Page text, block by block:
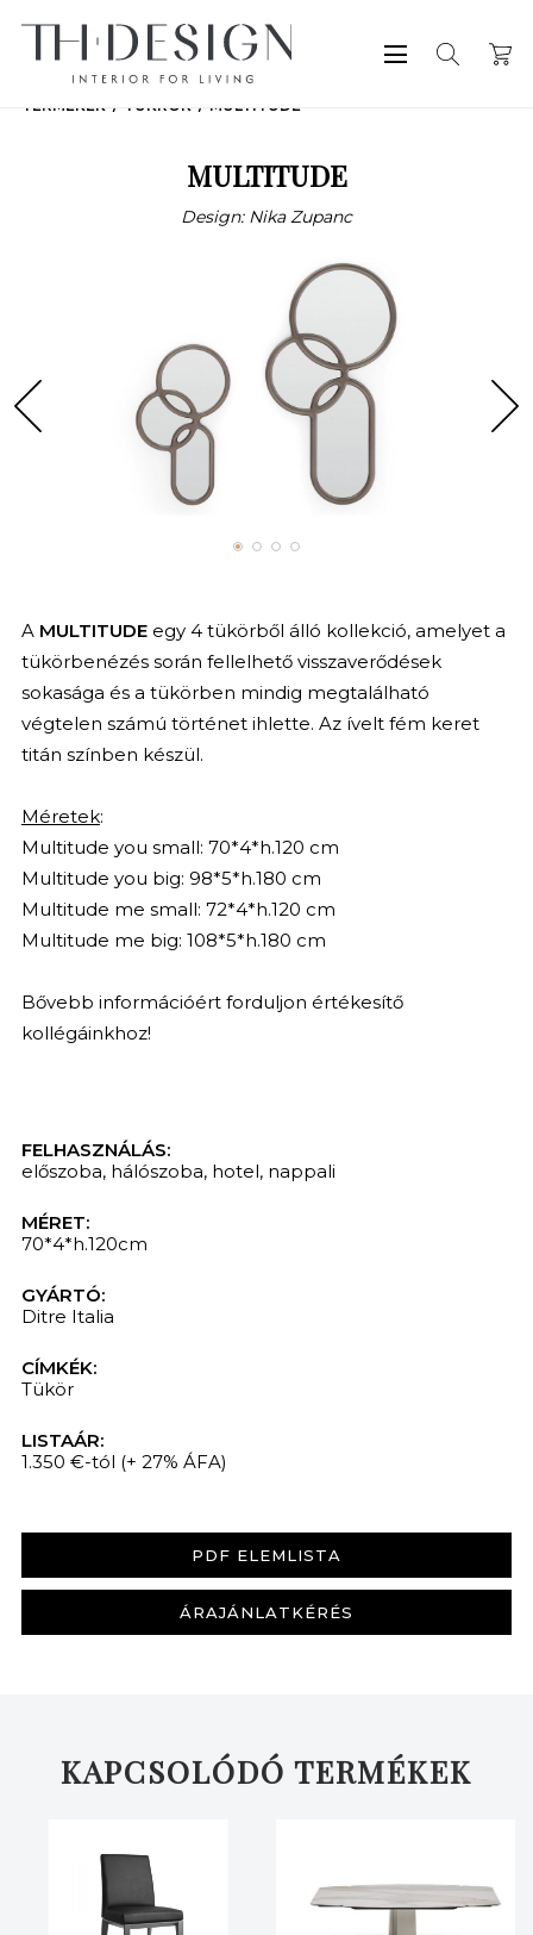
TERMÉKEK TÜKRÖK MULTITUDE
MULTITUDE
Design: Nika Zupanc
A MULTITUDEegy 4 tükörből álló kollekció, amelyet a
tükörbenézés során fellelhető visszaverődések
sokasága és a tükörben mindig megtalálható
végtelen számú történet ihlette.‎‎ Az ívelt fém keret
titán színben készül.
Méretek:
Multitude you small: 70*4*h.120 cm
Multitude you big: 98*5*h.180 cm
Multitude me small: 72*4*h.120 cm
Multitude me big: 108*5*h.180 cm
Bővebb információért forduljon értékesítő
kollégáinkhoz!
FELHASZNÁLÁS:
előszoba, hálószoba, hotel, nappali
MÉRET:
70*4*h.120cm
GYÁRTÓ:
Ditre Italia
CÍMKÉK:
Tükör
LISTAÁR:
1.350 €-tól (+ 27% ÁFA)
PDF ELEMLISTA
ÁRAJÁNLATKÉRÉS
KAPCSOLÓDÓ TERMÉKEK